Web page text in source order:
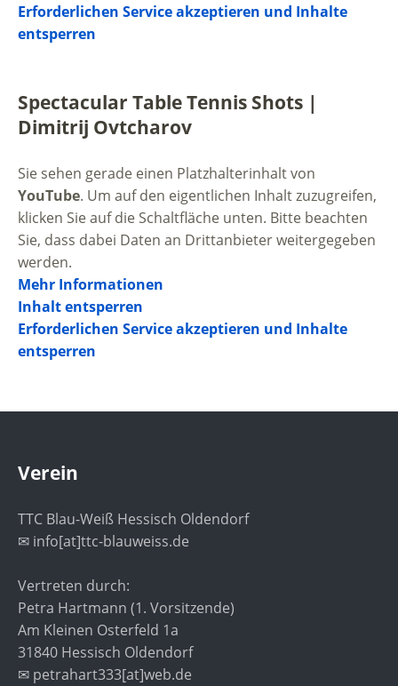
Erforderlichen Service akzeptieren und Inhalte
entsperren
Spectacular Table Tennis Shots |
Dimitrij Ovtcharov
Sie sehen gerade einen Platzhalterinhalt von
YouTube. Um auf den eigentlichen Inhalt zuzugreifen,
klicken Sie auf die Schaltfläche unten. Bitte beachten
Sie, dass dabei Daten an Drittanbieter weitergegeben
werden.
Mehr Informationen
Inhalt entsperren
Erforderlichen Service akzeptieren und Inhalte
entsperren
Verein
TTC Blau-Weiß Hessisch Oldendorf
✉ info[at]ttc-blauweiss.de
Vertreten durch:
Petra Hartmann (1. Vorsitzende)
Am Kleinen Osterfeld 1a
31840 Hessisch Oldendorf
✉ petrahart333[at]web.de